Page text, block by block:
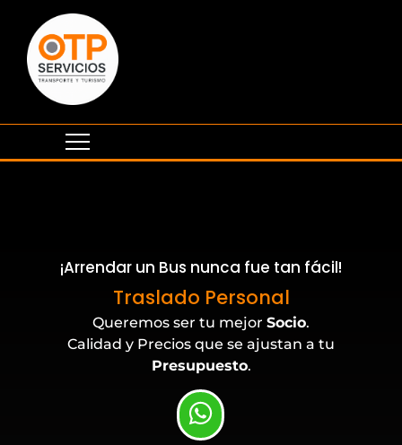
¡Arrendar un Bus nunca fue tan fácil!
Traslado Personal
Queremos ser tu mejor Socio.
Calidad y Precios que se ajustan a tu
Presupuesto.